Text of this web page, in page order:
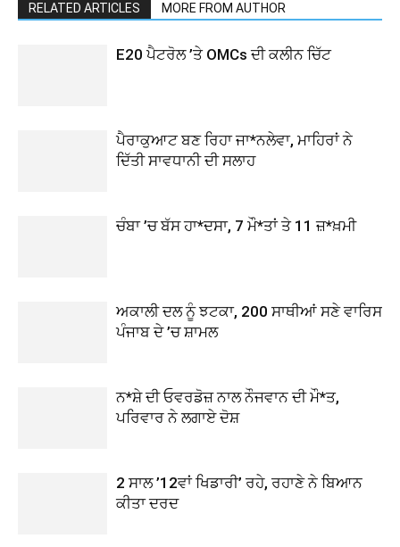
RELATED ARTICLES MORE FROM AUTHOR
E20 ਪੈਟਰੋਲ ’ਤੇ OMCs ਦੀ ਕਲੀਨ ਚਿੱਟ
ਪੈਰਾਕੁਆਟ ਬਣ ਰਿਹਾ ਜਾ*ਨਲੇਵਾ, ਮਾਹਿਰਾਂ ਨੇ
ਦਿੱਤੀ ਸਾਵਧਾਨੀ ਦੀ ਸਲਾਹ
ਚੰਬਾ ’ਚ ਬੱਸ ਹਾ*ਦਸਾ, 7 ਮੌ*ਤਾਂ ਤੇ 11 ਜ਼*ਖ਼ਮੀ
ਅਕਾਲੀ ਦਲ ਨੂੰ ਝਟਕਾ, 200 ਸਾਥੀਆਂ ਸਣੇ ਵਾਰਿਸ
ਪੰਜਾਬ ਦੇ ’ਚ ਸ਼ਾਮਲ
ਨ*ਸ਼ੇ ਦੀ ਓਵਰਡੋਜ਼ ਨਾਲ ਨੌਜਵਾਨ ਦੀ ਮੌ*ਤ,
ਪਰਿਵਾਰ ਨੇ ਲਗਾਏ ਦੋਸ਼
2 ਸਾਲ ’12ਵਾਂ ਖਿਡਾਰੀ’ ਰਹੇ, ਰਹਾਣੇ ਨੇ ਬਿਆਨ
ਕੀਤਾ ਦਰਦ